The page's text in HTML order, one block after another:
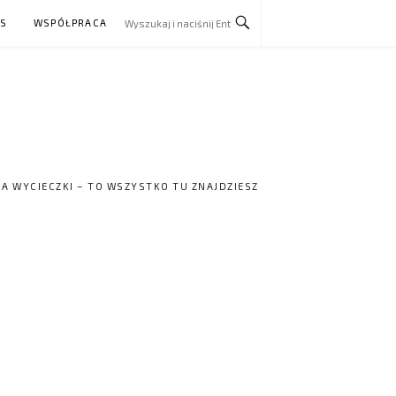
WSPÓŁPRACA
WYCIECZKI – TO WSZYSTKO TU ZNAJDZIESZ